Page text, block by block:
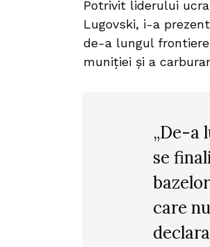
Potrivit liderului
Lugovski, i-a
de-a lungul
muniției și a
„De-a
se
care